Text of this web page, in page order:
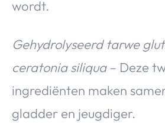
wordt.
Gehydrolyseerd tarwe
ceratonia siliqua– Deze
ingrediënten maken
gladder en jeugdiger.